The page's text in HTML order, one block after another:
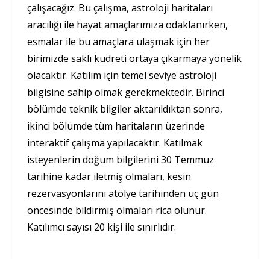
çalışacağız. Bu çalışma, astroloji haritaları
aracılığı ile hayat amaçlarımıza odaklanırken,
esmalar ile bu amaçlara ulaşmak için her
birimizde saklı kudreti ortaya çıkarmaya yönelik
olacaktır. Katılım için temel seviye astroloji
bilgisine sahip olmak gerekmektedir. Birinci
bölümde teknik bilgiler aktarıldıktan sonra,
ikinci bölümde tüm haritaların üzerinde
interaktif çalışma yapılacaktır. Katılmak
isteyenlerin doğum bilgilerini 30 Temmuz
tarihine kadar iletmiş olmaları, kesin
rezervasyonlarını atölye tarihinden üç gün
öncesinde bildirmiş olmaları rica olunur.
Katılımcı sayısı 20 kişi ile sınırlıdır.